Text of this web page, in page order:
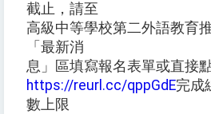
截止，請至
高級中等學校第二外語教育
「最新消
息」區填寫報名表單或直接
https://reurl.cc/qppGdE完成
數上限